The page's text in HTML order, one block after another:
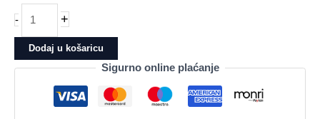
-
CPU
Desktop
Ryzen
7800X3D
+
Dodaj u košaricu
Sigurno online plaćanje